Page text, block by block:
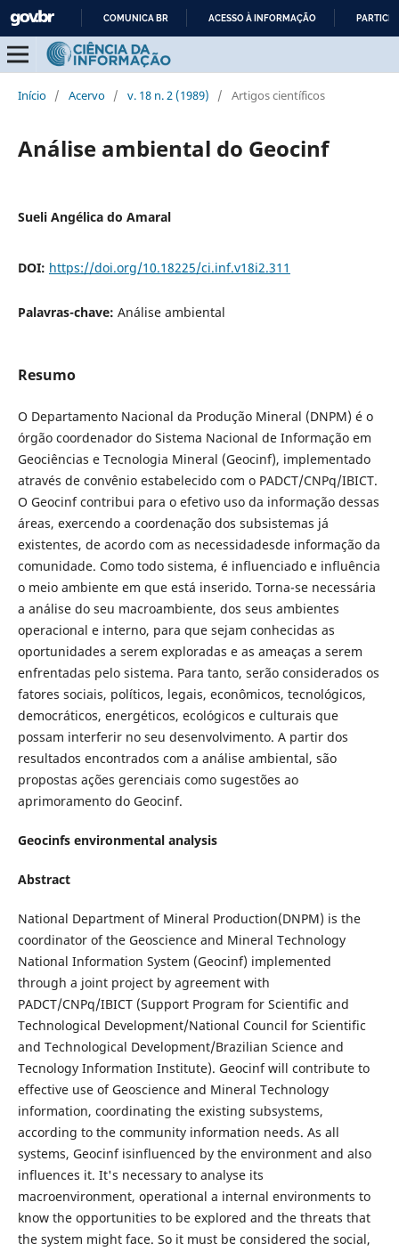
CONTEÚDO
COMUNICA BR ACESSO À INFORMAÇÃO
Início / Acervo / v. 18 n. 2 (1989) / Artigos científicos
Análise ambiental do Geocinf
Sueli Angélica do Amaral
DOI: https://doi.org/10.18225/ci.inf.v18i2.311
Palavras-chave: Análise ambiental
Resumo
O Departamento Nacional da Produção Mineral (DNPM) é o
órgão coordenador do Sistema Nacional de Informação em
Geociências e Tecnologia Mineral (Geocinf), implementado
através de convênio estabelecido com o PADCT/CNPq/IBICT.
O Geocinf contribui para o efetivo uso da informação dessas
áreas, exercendo a coordenação dos subsistemas já
existentes, de acordo com as necessidadesde informação da
comunidade. Como todo sistema, é influenciado e influência
o meio ambiente em que está inserido. Torna-se necessária
a análise do seu macroambiente, dos seus ambientes
operacional e interno, para que sejam conhecidas as
oportunidades a serem exploradas e as ameaças a serem
enfrentadas pelo sistema. Para tanto, serão considerados os
fatores sociais, políticos, legais, econômicos, tecnológicos,
democráticos, energéticos, ecológicos e culturais que
possam interferir no seu desenvolvimento. A partir dos
resultados encontrados com a análise ambiental, são
propostas ações gerenciais como sugestões ao
aprimoramento do Geocinf.
Geocinfs environmental analysis
Abstract
National Department of Mineral Production(DNPM) is the
coordinator of the Geoscience and Mineral Technology
National Information System (Geocinf) implemented
through a joint project by agreement with
PADCT/CNPq/IBICT (Support Program for Scientific and
Technological Development/National Council for Scientific
and Technological Development/Brazilian Science and
Tecnology Information Institute). Geocinf will contribute to
effective use of Geoscience and Mineral Technology
information, coordinating the existing subsystems,
according to the community information needs. As all
systems, Geocinf isinfluenced by the environment and also
influences it. It's necessary to analyse its
macroenvironment, operational a internal environments to
know the opportunities to be explored and the threats that
the system might face. So it must be considered the social,